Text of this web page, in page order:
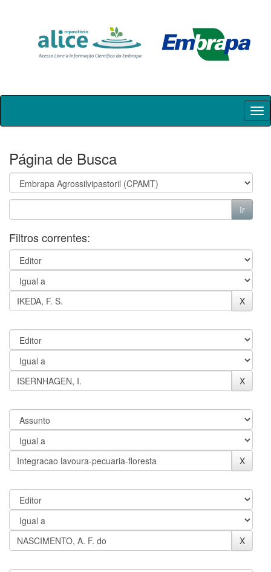
Skip
Página de Busca
Filtros correntes: